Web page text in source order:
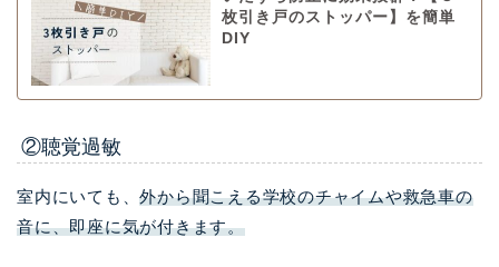
枚引き戸のストッパー】を簡単
DIY
②聴覚過敏
室内にいても、外から聞こえる学校のチャイムや救急車の
音に、即座に気が付きます。